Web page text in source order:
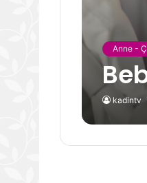
Anne -
kadintv